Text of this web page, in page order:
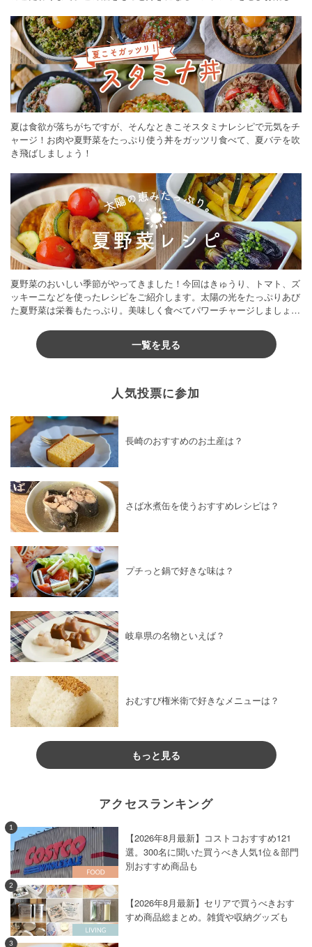
夏は食欲が落ちがちですが、そんなときこそスタミナレシピで元気をチ
ャージ！お肉や夏野菜をたっぷり使う丼をガッツリ食べて、夏バテを吹
き飛ばしましょう！
夏野菜のおいしい季節がやってきました！今回はきゅうり、トマト、ズ
ッキーニなどを使ったレシピをご紹介します。太陽の光をたっぷりあび
た夏野菜は栄養もたっぷり。美味しく食べてパワーチャージしましょう
一覧を見る
人気投票に参加
長崎のおすすめのお土産は？
さば水煮缶を使うおすすめレシピは？
プチっと鍋で好きな味は？
岐阜県の名物といえば？
おむすび権米衛で好きなメニューは？
もっと見る
アクセスランキング
1
【2026年8月最新】コストコおすすめ121
選。300名に聞いた買うべき人気1位＆部門
別おすすめ商品も
2
【2026年8月最新】セリアで買うべきおす
すめ商品総まとめ。雑貨や収納グッズも
3